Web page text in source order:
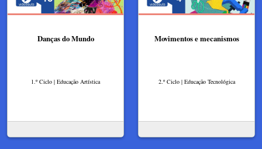
Danças do Mundo
1.º Ciclo | Educação Artística
Movimentos e mecanismos
2.º Ciclo | Educação Tecnológica